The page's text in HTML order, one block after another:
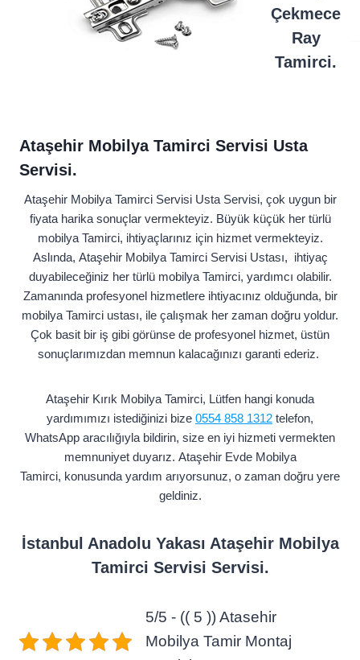
Çekmece
Ray
Tamirci.
Ataşehir Mobilya Tamirci Servisi Usta
Servisi.
Ataşehir Mobilya Tamirci Servisi Usta Servisi, çok uygun bir
fiyata harika sonuçlar vermekteyiz. Büyük küçük her türlü
mobilya Tamirci, ihtiyaçlarınız için hizmet vermekteyiz.
Aslında, Ataşehir Mobilya Tamirci Servisi Ustası, ihtiyaç
duyabileceğiniz her türlü mobilya Tamirci, yardımcı olabilir.
Zamanında profesyonel hizmetlere ihtiyacınız olduğunda, bir
mobilya Tamirci ustası, ile çalışmak her zaman doğru yoldur.
Çok basit bir iş gibi görünse de profesyonel hizmet, üstün
sonuçlarımızdan memnun kalacağınızı garanti ederiz.
Ataşehir Kırık Mobilya Tamirci, Lütfen hangi konuda
yardımımızı istediğinizi bize 0554 858 1312 telefon,
WhatsApp aracılığıyla bildirin, size en iyi hizmeti vermekten
memnuniyet duyarız. Ataşehir Evde Mobilya
Tamirci, konusunda yardım arıyorsunuz, o zaman doğru yere
geldiniz.
İstanbul Anadolu Yakası Ataşehir Mobilya
Tamirci Servisi Servisi.
5/5 - (( 5 )) Atasehir
Mobilya Tamir Montaj